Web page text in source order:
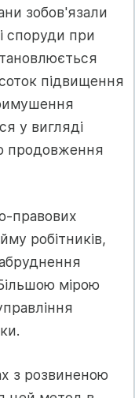
зобов'язали
споруди при
підвищення
у вигляді
продовження
правових
робітників,
мірою
з розвиненою